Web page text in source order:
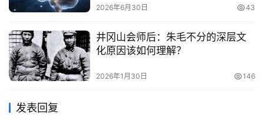
2026年6月30日 43
井冈山会师后：朱毛不分的深层文
化原因该如何理解？
2026年1月30日 146
发表回复